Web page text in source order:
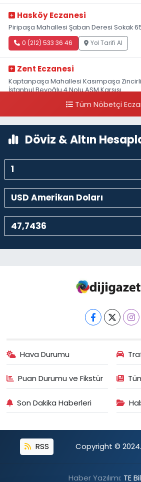
Hasköy Eczanesi
Piripaşa Mahallesi Şaban Deresi Sokak
0 (212) 533 36 46 Yol Tarifi Al
Zent Eczanesi
Kaptanpaşa Mahallesi Kasımpaşa
İstanbul Beyoğlu 4 Nolu ASM Karşısı
0 (212) 297 96 92 Yol Tarifi Al
Tüm Nöbetçi
Döviz & Altın
Hava Durumu
Puan Durumu ve Fikstür
Son Dakika Haberleri
RSS Copyright © 2024.
Haber Yazılımı: TE